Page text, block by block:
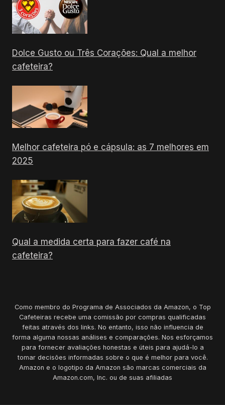
Dolce Gusto ou Três Corações: Qual a melhor
cafeteira?
Melhor cafeteira pó e cápsula: as 7 melhores em
2025
Qual a medida certa para fazer café na
cafeteira?
Como membro do Programa de Associados da Amazon, o Top
Cafeteiras recebe uma comissão por compras qualificadas
feitas através dos links. No entanto, isso não influencia de
forma alguma nossas análises e comparações. Nos esforçamos
para fornecer avaliações honestas e úteis para ajudá-lo a
tomar decisões informadas sobre o que é melhor para você.
Amazon e o logotipo da Amazon são marcas comerciais da
Amazon.com, Inc. ou de suas afiliadas